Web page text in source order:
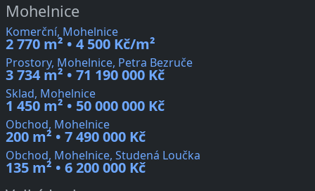
Mohelnice
Komerční, Mohelnice
2 770 m² • 4 500 Kč/m²
Prostory, Mohelnice, Petra Bezruče
3 734 m² • 71 190 000 Kč
Sklad, Mohelnice
1 450 m² • 50 000 000 Kč
Obchod, Mohelnice
200 m² • 7 490 000 Kč
Obchod, Mohelnice, Studená Loučka
135 m² • 6 200 000 Kč